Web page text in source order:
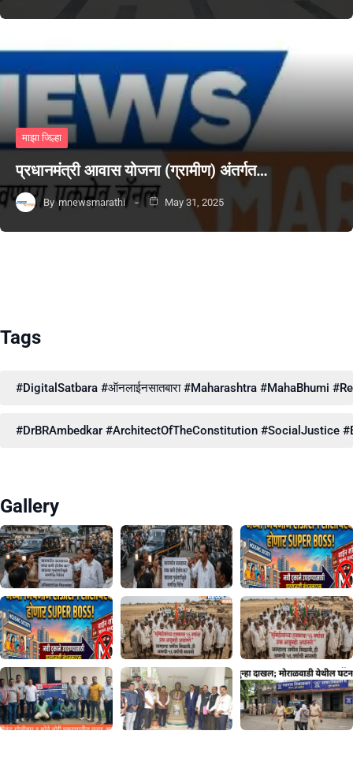
माझा जिल्हा
प्रधानमंत्री आवास योजना (ग्रामीण) अंतर्गत…
By mnewsmarathi May 31, 2025
Tags
#DigitalSatbara #ऑनलाईनसातबारा #Maharashtra #MahaBhumi
#DrBRAmbedkar #ArchitectOfTheConstitution #SocialJustice
Gallery